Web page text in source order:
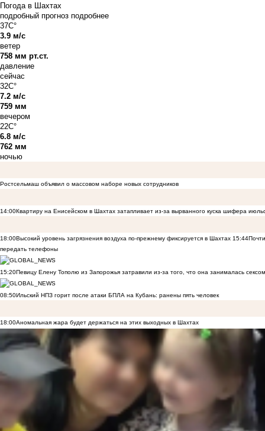
Погода в Шахтах
подробный прогноз подробнее
37C°
3.9 м/с
ветер
758 мм рт.ст.
давление
сейчас
32C°
7.2 м/с
759 мм
вечером
22C°
6.8 м/с
762 мм
ночью
Ростсельмаш объявил о массовом наборе новых сотрудников
14:00Квартиру на Енисейском в Шахтах затапливает из-за вырванного куска шифера
18:00Высокий уровень загрязнения воздуха по-прежнему фиксируется в Шахтах 15:44
передать телефоны
15:20Певицу Елену Тополю из Запорожья затравили из-за того, что она занималась
08:50Ильский НПЗ горит после атаки БПЛА на Кубань: ранены пять человек
18:00Аномальная жара будет держаться на этих выходных в Шахтах